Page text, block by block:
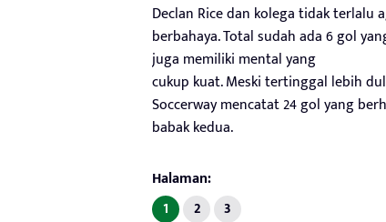
Declan Rice dan kolega tidak terlalu
berbahaya. Total sudah ada 6 gol
juga memiliki mental yang
cukup kuat. Meski tertinggal lebih
Soccerway mencatat 24 gol yang
babak kedua.
Halaman:
1 2 3